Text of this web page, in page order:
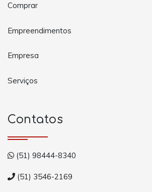
Comprar
Empreendimentos
Empresa
Serviços
Contatos
(51) 98444-8340
(51) 3546-2169